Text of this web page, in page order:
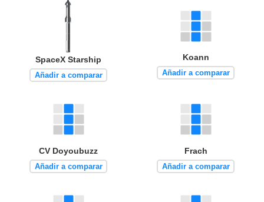
SpaceX Starship
Añadir a comparar
Koann
Añadir a comparar
CV Doyoubuzz
Añadir a comparar
Frach
Añadir a comparar